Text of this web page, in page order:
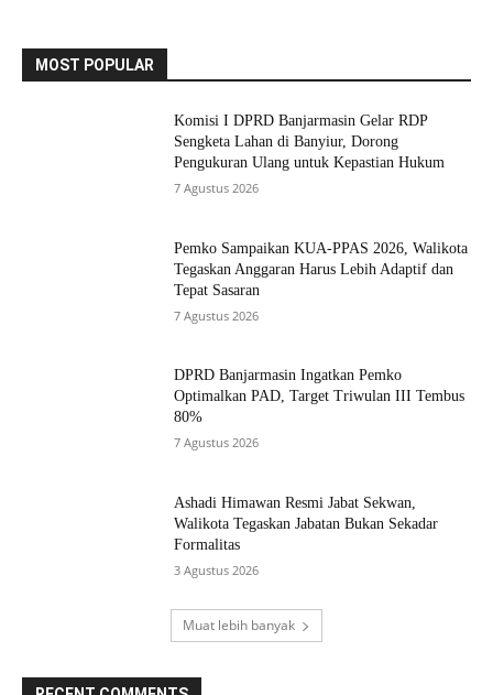
MOST POPULAR
Komisi I DPRD Banjarmasin Gelar RDP
Sengketa Lahan di Banyiur, Dorong
Pengukuran Ulang untuk Kepastian Hukum
7 Agustus 2026
Pemko Sampaikan KUA-PPAS 2026, Walikota
Tegaskan Anggaran Harus Lebih Adaptif dan
Tepat Sasaran
7 Agustus 2026
DPRD Banjarmasin Ingatkan Pemko
Optimalkan PAD, Target Triwulan III Tembus
80%
7 Agustus 2026
Ashadi Himawan Resmi Jabat Sekwan,
Walikota Tegaskan Jabatan Bukan Sekadar
Formalitas
3 Agustus 2026
Muat lebih banyak